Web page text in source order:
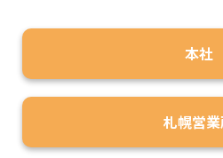
本社
札幌営